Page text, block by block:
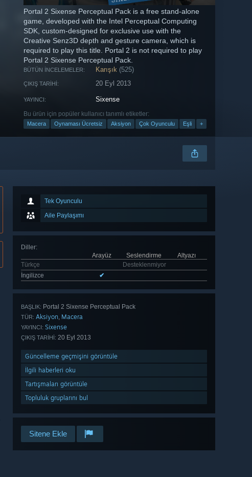
Portal 2 Sixense Perceptual Pack is a free stand-alone
game, developed with the Intel Perceptual Computing
SDK, custom-designed for exclusive use with the
Creative Senz3D depth and gesture camera, which is
required to play this title. Portal 2 is not required to play
Portal 2 Sixense Perceptual Pack.
BÜTÜN İNCELEMELER: Karışık (525)
ÇIKIŞ TARIHI: 20 Eyl 2013
YAYINCI: Sixense
Bu ürün için popüler kullanıcı tanımlı etiketler:
Macera Oynaması Ücretsiz Aksiyon Çok Oyunculu Eşli +
Tek Oyunculu
Aile Paylaşımı
Diller:
Arayüz
Seslendirme
Altyazı
Türkçe
Desteklenmiyor
İngilizce
✔
BAŞLIK: Portal 2 Sixense Perceptual Pack
TÜR: Aksiyon, Macera
YAYINCI: Sixense
ÇIKIŞ TARIHI: 20 Eyl 2013
Güncelleme geçmişini görüntüle
İlgili haberleri oku
Tartışmaları görüntüle
Topluluk gruplarını bul
Sitene Ekle